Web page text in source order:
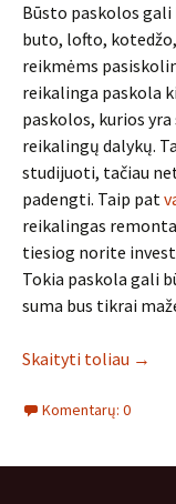
Būsto paskolos
buto, lofto,
reikmėms
reikalinga paskola
paskolos, kurios
reikalingų dalykų.
studijuoti, tačiau
padengti. Taip pat
reikalingas
tiesiog norite
Tokia paskola gali
suma bus tikrai
Skaityti toliau →
Komentarų: 0